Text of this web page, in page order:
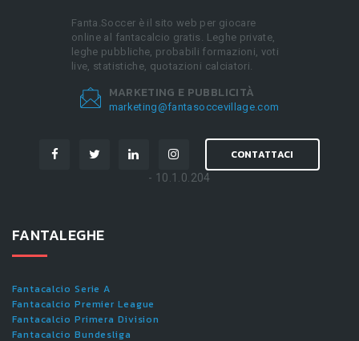
Fanta.Soccer è il sito web per giocare
online al fantacalcio gratis. Leghe private,
leghe pubbliche, probabili formazioni, voti
live, statistiche, quotazioni calciatori.
MARKETING E PUBBLICITÀ
marketing@fantasoccevillage.com
CONTATTACI
- 10.1.0.204
FANTALEGHE
Fantacalcio Serie A
Fantacalcio Premier League
Fantacalcio Primera Division
Fantacalcio Bundesliga